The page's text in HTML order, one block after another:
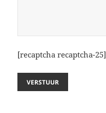
[recaptcha recaptcha-25]